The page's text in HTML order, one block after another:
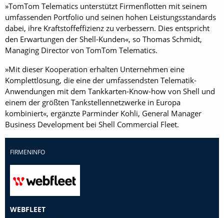
»TomTom Telematics unterstützt ­Firmenflotten mit seinem
umfassenden Portfolio und seinen hohen Leistungsstandards
dabei, ihre Kraftstoffeffizienz zu verbessern. Dies entspricht
den Erwartungen der Shell-Kunden«, so Thomas Schmidt,
Managing Director von TomTom ­Telematics.
»Mit dieser Kooperation erhalten Unternehmen eine
Komplettlösung, die eine der umfassendsten Tele­matik-
Anwendungen mit dem Tankkarten-Know-how von Shell und
­einem der größten Tankstellennetzwerke in Europa
kombiniert«, ­ergänzte ­Parminder Kohli, General Manager
Business Development bei Shell ­Commercial Fleet.
FIRMENINFO
WEBFLEET